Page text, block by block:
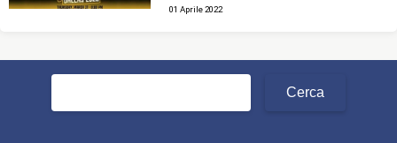
01 Aprile 2022
Ricerca